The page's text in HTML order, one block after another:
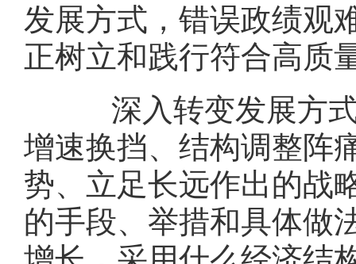
发展方式，错误政绩观
正树立和践行符合高质
深入转变发展方式
增速换挡、结构调整阵
势、立足长远作出的战
的手段、举措和具体做